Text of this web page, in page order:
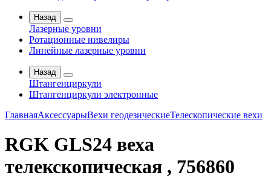
Назад
Лазерные уровни
Ротационные нивелиры
Линейные лазерные уровни
Назад
Штангенциркули
Штангенциркули электронные
ГлавнаяАксессуарыВехи геодезическиеТелескопические вехи
RGK GLS24 веха
телекскопическая , 756860